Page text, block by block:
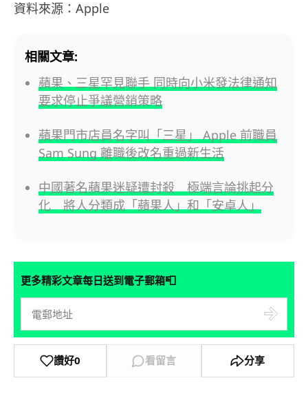
資料來源：Apple
相關文章:
蘋果、三星罕見聯手 同時向小米發法律通知
要求停止爭議營銷策略
蘋果門市店員名字叫「三星」 Apple 前職員
Sam Sung 離職後改名重過新生活
中國著名蘋果迷疑遭封殺 極端言論挑起分
化 將人分類成「蘋果人」和「安卓人」
更多精彩文章每日送到電子郵箱📮
讚好0 看留言 分享